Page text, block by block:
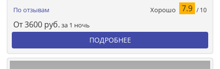
По отзывам Хорошо 7.9 / 10
От3600 руб. за 1 ночь
ПОДРОБНЕЕ